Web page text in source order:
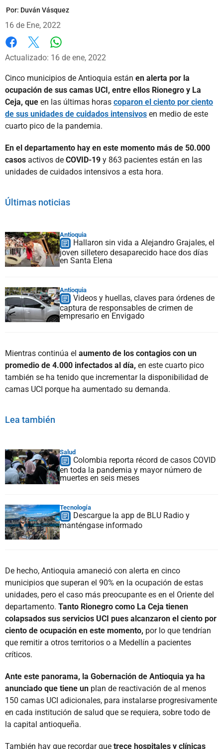
Por: Duván Vásquez
16 de Ene, 2022
Facebook
X
Actualizado: 16 de ene, 2022
Cinco municipios de Antioquia están en alerta por la
ocupación de sus camas UCI, entre ellos Rionegro y La
Ceja, que en las últimas horas coparon el ciento por ciento
de sus unidades de cuidados intensivos en medio de este
cuarto pico de la pandemia.
En el departamento hay en este momento más de 50.000
casos activos de COVID-19 y 863 pacientes están en las
unidades de cuidados intensivos a esta hora.
Últimas noticias
Antioquia
Hallaron sin vida a Alejandro Grajales, el
joven silletero desaparecido hace dos días
en Santa Elena
Antioquia
Videos y huellas, claves para órdenes de
captura de responsables de crimen de
empresario en Envigado
Mientras continúa el aumento de los contagios con un
promedio de 4.000 infectados al día, en este cuarto pico
también se ha tenido que incrementar la disponibilidad de
camas UCI porque ha aumentado su demanda.
Lea también
Salud
Colombia reporta récord de casos COVID
en toda la pandemia y mayor número de
muertes en seis meses
Tecnología
Descargue la app de BLU Radio y
manténgase informado
De hecho, Antioquia amaneció con alerta en cinco
municipios que superan el 90% en la ocupación de estas
unidades, pero el caso más preocupante es en el Oriente del
departamento. Tanto Rionegro como La Ceja tienen
colapsados sus servicios UCI pues alcanzaron el ciento por
ciento de ocupación en este momento, por lo que tendrían
que remitir a otros territorios o a Medellín a pacientes
críticos.
Ante este panorama, la Gobernación de Antioquia ya ha
anunciado que tiene un plan de reactivación de al menos
150 camas UCI adicionales, para instalarse progresivamente
en cada institución de salud que se requiera, sobre todo de
la capital antioqueña.
También hay que recordar que trece hospitales y clínicas